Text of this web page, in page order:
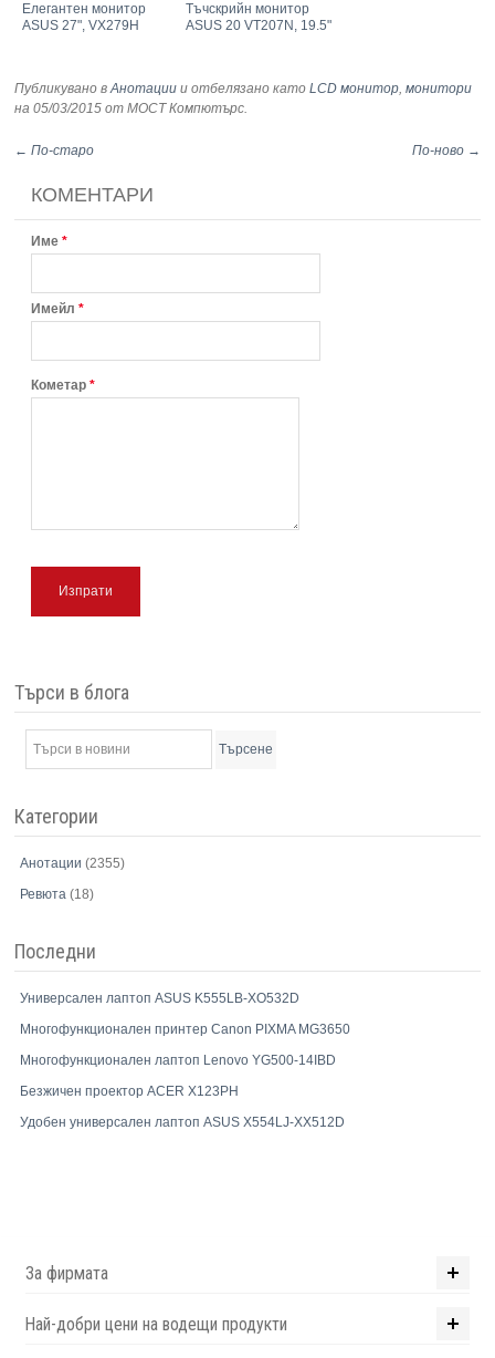
Елегантен монитор
ASUS 27", VX279H
Тъчскрийн монитор
ASUS 20 VT207N, 19.5"
Публикувано вАнотации и отбелязано катоLCD монитор,монитори
на 05/03/2015 от МОСТ Компютърс.
← По-старо По-ново →
КОМЕНТАРИ
Име *
Имейл *
Кометар *
Изпрати
Търси в блога
Търсене
Категории
Анотации(2355)
Ревюта(18)
Последни
Универсален лаптоп ASUS K555LB-XO532D
Многофункционален принтер Canon PIXMA MG3650
Многофункционален лаптоп Lenovo YG500-14IBD
Безжичен проектор ACER X123PH
Удобен универсален лаптоп ASUS X554LJ-XX512D
За фирмата
Най-добри цени на водещи продукти